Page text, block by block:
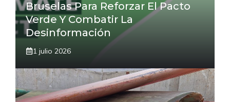
Bruselas Para Reforzar El Pacto
Verde Y Combatir La
Desinformación
1 julio 2026